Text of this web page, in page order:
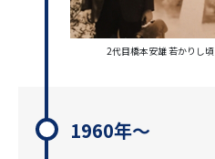
2代目橋本安雄 若かりし頃
1960年～